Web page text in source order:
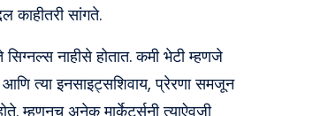
काहीतरी सांगते.
नाहीसे होतात. कमी भेटी म्हणजे
आणि त्या इनसाइट्सशिवाय, प्रेरणा समजून
म्हणूनच अनेक मार्केटर्सनी त्याऐवजी